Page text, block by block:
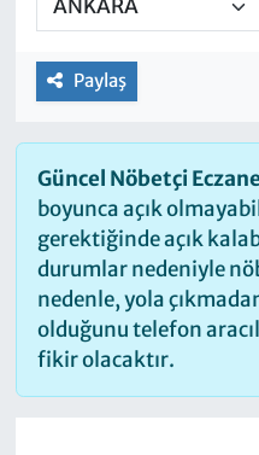
Paylaş
Güncel Nöbetçi
boyunca açık
gerektiğinde açık
durumlar nedeniyle
nedenle, yola
olduğunu telefon
fikir olacaktır.